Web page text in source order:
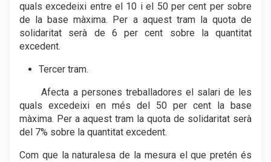
quals excedeixi entre el 10 i el 50 per cent per sobre
de la base màxima. Per a aquest tram la quota de
solidaritat serà de 6 per cent sobre la quantitat
excedent.
Tercer tram.
Afecta a persones treballadores el salari de les
quals excedeixi en més del 50 per cent la base
màxima. Per a aquest tram la quota de solidaritat serà
del 7% sobre la quantitat excedent.
Com que la naturalesa de la mesura el que pretén és